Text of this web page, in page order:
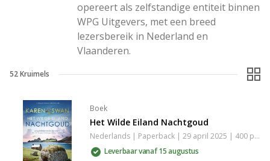
opereert als zelfstandige entiteit binnen
WPG Uitgevers, met een breed
lezersbereik in Nederland en
Vlaanderen.
52Kruimels
Boek
Het Wilde Eiland Nachtgoud
Nederlands | Paperback | 29 april 2025 | 400 pagina's | 9789401623650
Leverbaar vanaf 15 augustus